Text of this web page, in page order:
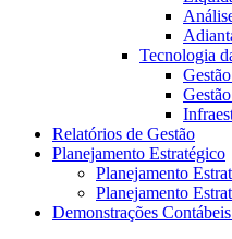
Tecnologia
Relatórios de Gestão
Planejamento Estratégico
Planejamento
Planejamento
Demonstrações